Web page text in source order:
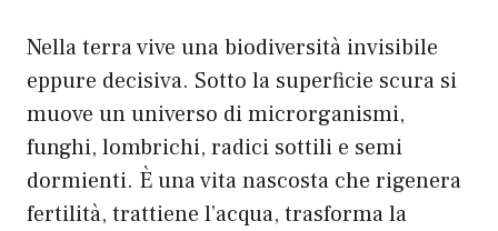
Nella terra vive una biodiversità invisibile
eppure decisiva. Sotto la superficie scura si
muove un universo di microrganismi,
funghi, lombrichi, radici sottili e semi
dormienti. È una vita nascosta che rigenera
fertilità, trattiene l’acqua, trasforma la